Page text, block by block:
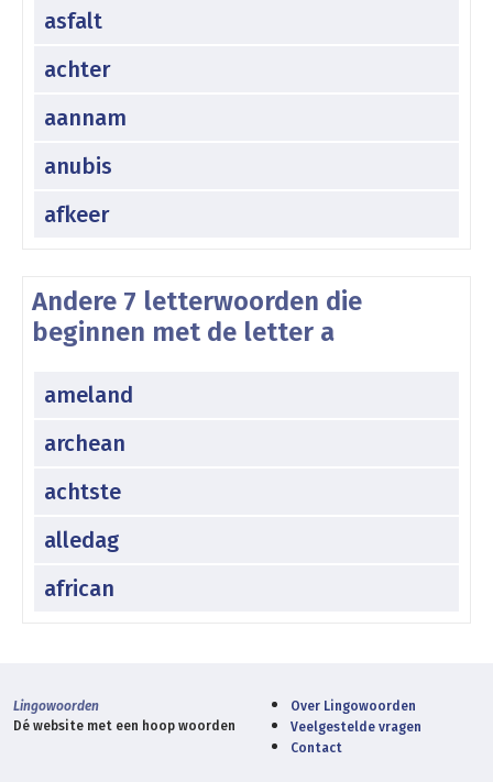
asfalt
achter
aannam
anubis
afkeer
Andere 7 letterwoorden die
beginnen met de letter a
ameland
archean
achtste
alledag
african
Lingowoorden
Dé website met een hoop woorden
Over Lingowoorden
Veelgestelde vragen
Contact